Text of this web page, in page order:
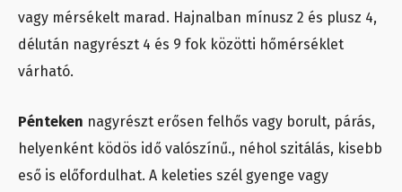
vagy mérsékelt marad. Hajnalban mínusz 2 és plusz 4,
délután nagyrészt 4 és 9 fok közötti hőmérséklet
várható.
Pénteken nagyrészt erősen felhős vagy borult, párás,
helyenként ködös idő valószínű., néhol szitálás, kisebb
eső is előfordulhat. A keleties szél gyenge vagy